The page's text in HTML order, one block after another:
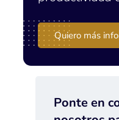
Quiero más
Ponte en